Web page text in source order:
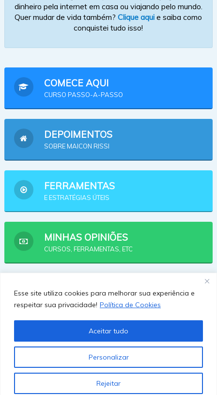
Esse site utiliza cookies para melhorar sua experiência e
respeitar sua privacidade! Política de Cookies
Personalizar
Rejeitar
Aceitar tudo
dinheiro pela internet em casa ou viajando pelo mundo.
Quer mudar de vida também?Clique aqui e saiba como
conquistei tudo isso!
COMECE AQUI
CURSO PASSO-A-PASSO
DEPOIMENTOS
SOBRE MAICON RISSI
FERRAMENTAS
E ESTRATÉGIAS ÚTEIS
MINHAS OPINIÕES
CURSOS, FERRAMENTAS, ETC
AFILIADOS
OPÇÕES PRA SE AFILIAR